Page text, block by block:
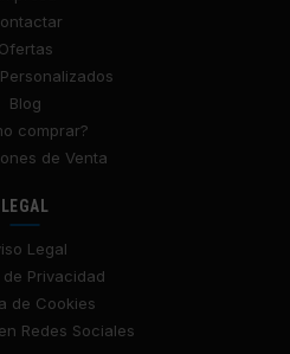
Ofertas
Blog
comprar?
de Venta
LEGAL
Legal
de Privacidad
de Cookies
Redes Sociales